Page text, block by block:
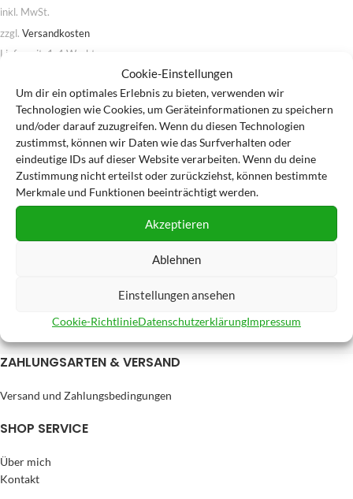
Cookie-Einstellungen
Um dir ein optimales Erlebnis zu bieten, verwenden wir
Technologien wie Cookies, um Geräteinformationen zu speichern
und/oder darauf zuzugreifen. Wenn du diesen Technologien
zustimmst, können wir Daten wie das Surfverhalten oder
eindeutige IDs auf dieser Website verarbeiten. Wenn du deine
Zustimmung nicht erteilst oder zurückziehst, können bestimmte
Merkmale und Funktionen beeinträchtigt werden.
Akzeptieren
Ablehnen
Einstellungen ansehen
Cookie-RichtlinieDatenschutzerklärungImpressum
inkl. MwSt.
zzgl. Versandkosten
Lieferzeit: 1-4 Werktage
Zur Wunschliste hinzufügen
ZAHLUNGSARTEN & VERSAND
Versand und Zahlungsbedingungen
SHOP SERVICE
Über mich
Kontakt